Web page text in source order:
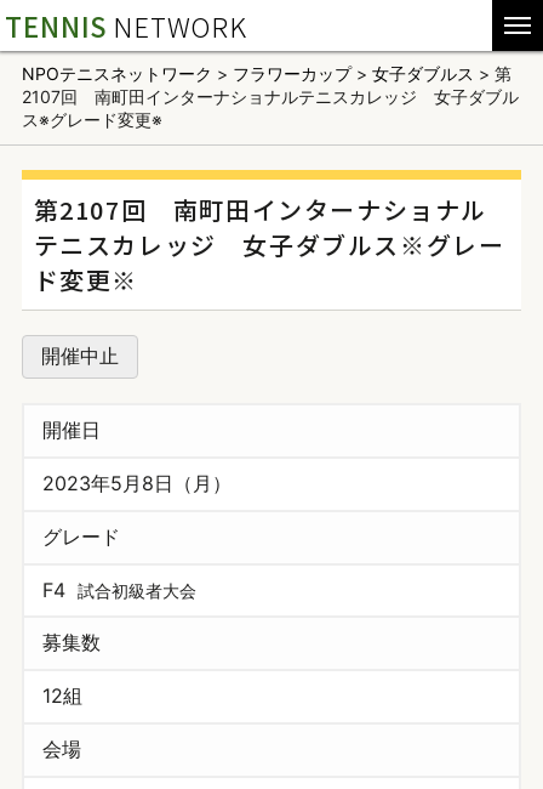
TENNIS NETWORK
NPOテニスネットワーク > フラワーカップ> 女子ダブルス > 第
2107回 南町田インターナショナルテニスカレッジ 女子ダブル
ス※グレード変更※
第2107回 南町田インターナショナル
テニスカレッジ 女子ダブルス※グレー
ド変更※
開催中止
開催日
2023年5月8日（月）
グレード
F4 試合初級者大会
募集数
12組
会場